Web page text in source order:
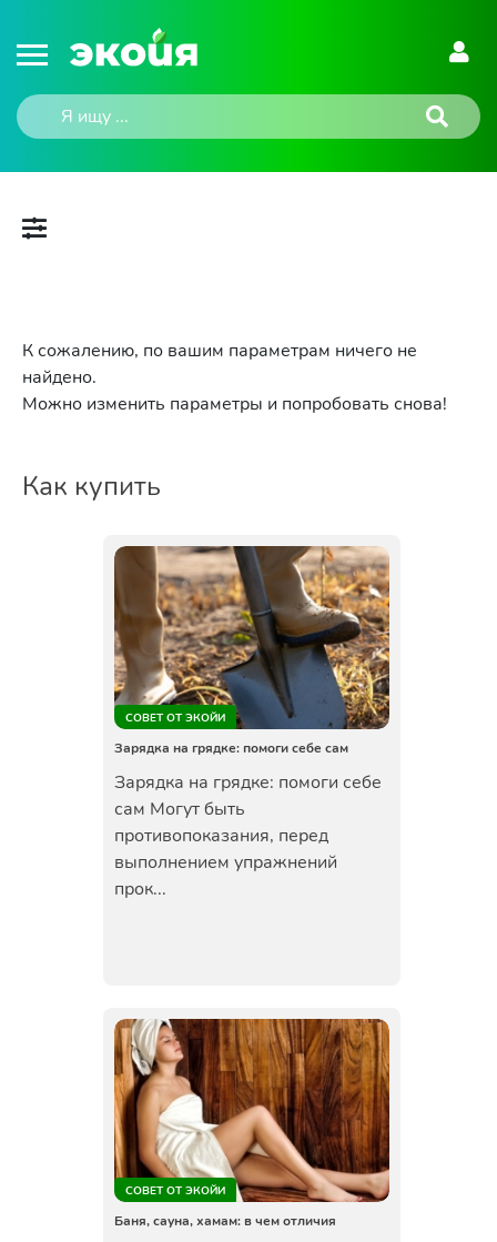
К сожалению, по вашим параметрам ничего не
найдено.
Можно изменить параметры и попробовать снова!
Как купить
СОВЕТ ОТ ЭКОЙИ
Зарядка на грядке: помоги себе сам
Зарядка на грядке: помоги себе
сам Могут быть
противопоказания, перед
выполнением упражнений
прок...
СОВЕТ ОТ ЭКОЙИ
Баня, сауна, хамам: в чем отличия